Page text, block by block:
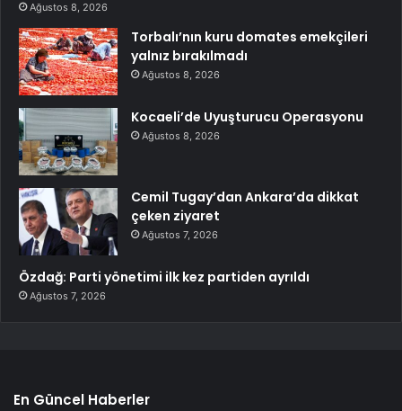
Ağustos 8, 2026
Torbalı’nın kuru domates emekçileri
yalnız bırakılmadı
Ağustos 8, 2026
Kocaeli’de Uyuşturucu Operasyonu
Ağustos 8, 2026
Cemil Tugay’dan Ankara’da dikkat
çeken ziyaret
Ağustos 7, 2026
Özdağ: Parti yönetimi ilk kez partiden ayrıldı
Ağustos 7, 2026
En Güncel Haberler